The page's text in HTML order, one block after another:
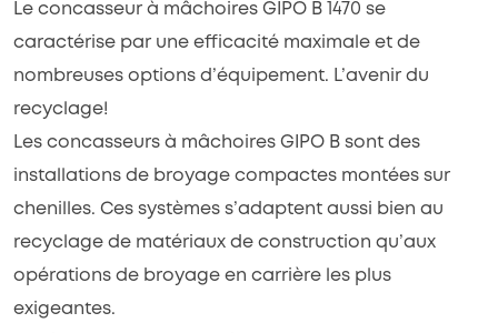
Le concasseur à mâchoires GIPO B 1470 se
caractérise par une efficacité maximale et de
nombreuses options d’équipement. L’avenir du
recyclage!
Les concasseurs à mâchoires GIPO B sont des
installations de broyage compactes montées sur
chenilles. Ces systèmes s’adaptent aussi bien au
recyclage de matériaux de construction qu’aux
opérations de broyage en carrière les plus
exigeantes.